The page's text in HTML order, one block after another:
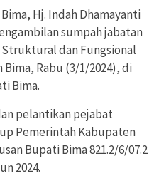
Hj. Indah Dhamayanti
sumpah jabatan
dan Fungsional
Rabu (3/1/2024), di
Bima.
pelantikan pejabat
Pemerintah Kabupaten
Bupati Bima 821.2/6/07.2
2024.